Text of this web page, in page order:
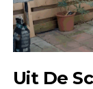
Uit De